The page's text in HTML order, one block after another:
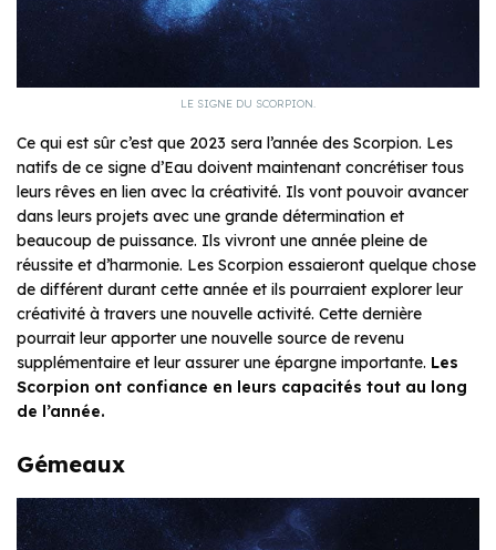
LE SIGNE DU SCORPION.
Ce qui est sûr c’est que 2023 sera l’année des Scorpion. Les
natifs de ce signe d’Eau doivent maintenant concrétiser tous
leurs rêves en lien avec la créativité. Ils vont pouvoir avancer
dans leurs projets avec une grande détermination et
beaucoup de puissance. Ils vivront une année pleine de
réussite et d’harmonie. Les Scorpion essaieront quelque chose
de différent durant cette année et ils pourraient explorer leur
créativité à travers une nouvelle activité. Cette dernière
pourrait leur apporter une nouvelle source de revenu
supplémentaire et leur assurer une épargne importante. Les
Scorpion ont confiance en leurs capacités tout au long
de l’année.
Gémeaux